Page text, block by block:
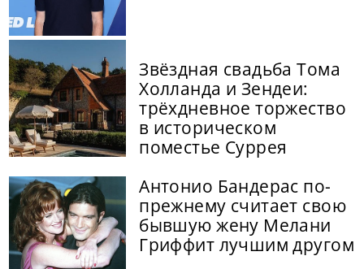
Звёздная свадьба Тома
Холланда и Зендеи:
трёхдневное торжество
в историческом
поместье Суррея
Антонио Бандерас по-
прежнему считает свою
бывшую жену Мелани
Гриффит лучшим другом